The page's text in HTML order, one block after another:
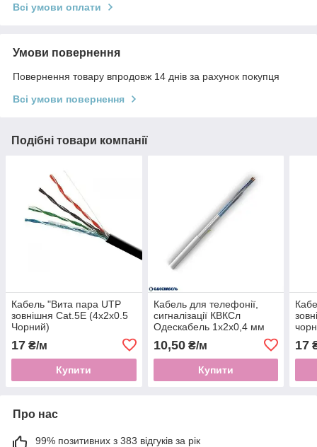
Всі умови оплати
Умови повернення
Повернення товару впродовж 14 днів за рахунок покупця
Всі умови повернення
Подібні товари компанії
Кабель "Вита пара UTP
зовнішня Cat.5E (4х2х0.5
Чорний)
17 ₴/м
Купити
Кабель для телефонії,
сигналізації КВКСл
Одескабель 1х2х0,4 мм
10,50₴/м
Купити
17
Про нас
99% позитивних з 383 відгуків за рік